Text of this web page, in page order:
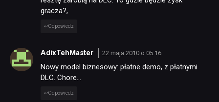
gracza?,
Odpowiedz
AdixTehMaster 22 maja 2010 o 05:16
Nowy model biznesowy: płatne demo, z płatnymi
DLC. Chore…
Odpowiedz